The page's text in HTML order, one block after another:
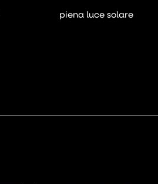
piena luce solare